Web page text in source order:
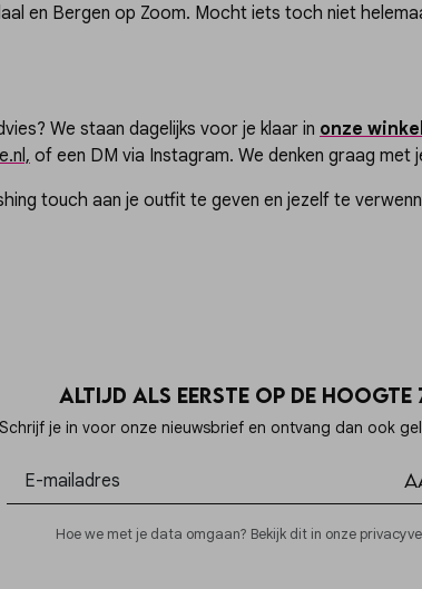
en Bergen op Zoom. Mocht iets toch niet
We staan dagelijks voor je klaar in onze
of een DM via Instagram. We denken graag met
touch aan je outfit te geven en jezelf te
Altijd als eerste op de hoogte
Schrijf je in voor onze nieuwsbrief en ontvang dan ook
Hoe we met je data omgaan? Bekijk dit in onze